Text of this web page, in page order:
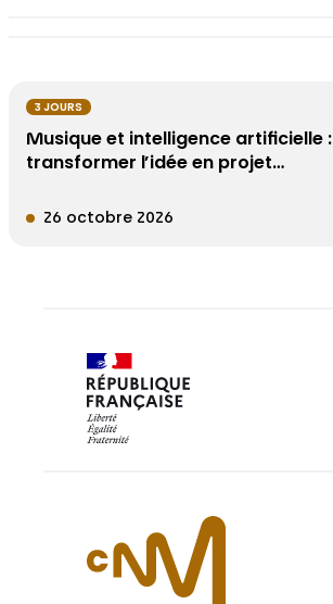
3 JOURS
Musique et intelligence artificielle :
transformer l’idée en projet…
26 octobre 2026